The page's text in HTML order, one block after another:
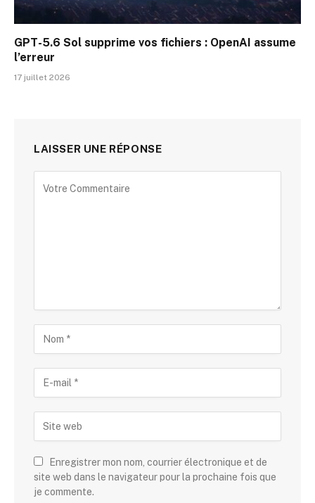
GPT-5.6 Sol supprime vos fichiers : OpenAI assume
l’erreur
17 juillet 2026
LAISSER UNE RÉPONSE
Enregistrer mon nom, courrier électronique et de
site web dans le navigateur pour la prochaine fois que
je commente.